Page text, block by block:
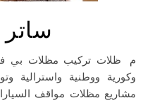
مظلات تركيب مظلات بي في سي و بي في دي اف المانية
وكورية ووطنية واسترالية
مشاريع مظلات مواقف